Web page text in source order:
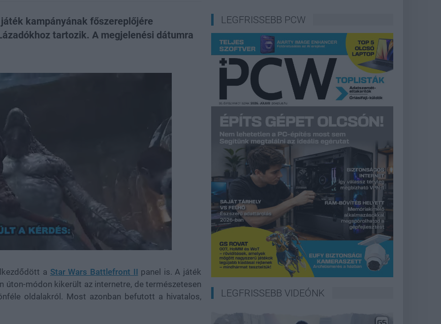
kampányának főszereplőjére
tartozik. A megjelenési dátumra
a Star Wars Battlefront II panel is. A játék
úton-módon kikerült az internetre, de természetesen
oldalakról. Most azonban befutott a hivatalos,
LEGFRISSEBB PCW
LEGFRISSEBB VIDEÓNK